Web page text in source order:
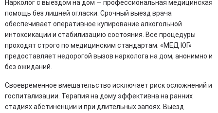
Нарколог с выездом на дом — профессиональная медицинская
помощь без лишней огласки. Срочный выезд врача
обеспечивает оперативное купирование алкогольной
интоксикации и стабилизацию состояния. Все процедуры
проходят строго по медицинским стандартам. «МЕД ЮГ»
предоставляет недорогой вызов нарколога на дом, анонимно и
без ожиданий.
Своевременное вмешательство исключает риск осложнений и
госпитализации. Терапия на дому эффективна на ранних
стадиях абстиненции и при длительных запоях. Выезд